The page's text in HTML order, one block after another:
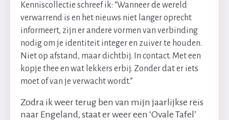
Kenniscollectie schreef ik: “Wanneer de wereld
verwarrend is en het nieuws niet langer oprecht
informeert, zijn er andere vormen van verbinding
nodig om je identiteit integer en zuiver te houden.
Niet op afstand, maar dichtbij. In contact. Met een
kopje thee en wat lekkers erbij. Zonder dat er iets
moet of van je verwacht wordt.”
Zodra ik weer terug ben van mijn jaarlijkse reis
naar Engeland, staat er weer een ‘Ovale Tafel’